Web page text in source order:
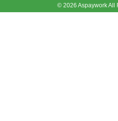
© 2026 Aspaywork All